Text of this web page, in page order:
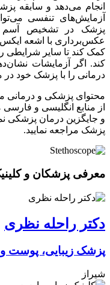
انجام می‌دهد و سابقه
آزمایش‌های تنفسی
پزشک در تشخیص آسم
عکس‌برداری با اشعه
کمک کند تا سایر شرایطی
کند. اگر آزمایشات
درمانی را با پزشک خود در
محتوای پزشکی و درمانی
از منابع انگلیسی و
و جایگزین درمان پزشکی
پزشک مراجعه نمایید.
معرفی پزشکان و
دکتر راحله نظری
پزشک زیبایی، پوست
شیراز